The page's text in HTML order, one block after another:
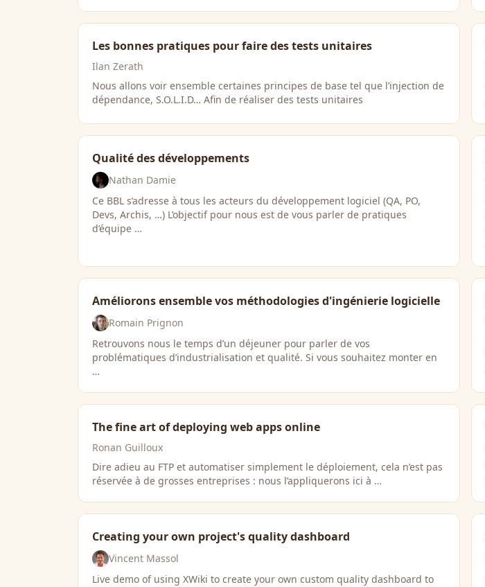
Les bonnes pratiques pour faire des tests unitaires
Ilan Zerath
Nous allons voir ensemble certaines principes de base tel que l’injection de
dépendance, S.O.L.I.D… Afin de réaliser des tests unitaires
Qualité des développements
Nathan Damie
Ce BBL s’adresse à tous les acteurs du développement logiciel (QA, PO,
Devs, Archis, …​) L’objectif pour nous est de vous parler de pratiques
d’équipe …
Améliorons ensemble vos méthodologies d'ingénierie logicielle
Romain Prignon
Retrouvons nous le temps d’un déjeuner pour parler de vos
problématiques d’industrialisation et qualité. Si vous souhaitez monter en
…
The fine art of deploying web apps online
Ronan Guilloux
Dire adieu au FTP et automatiser simplement le déploiement, cela n’est pas
réservée à de grosses entreprises : nous l’appliquerons ici à …
Creating your own project's quality dashboard
Vincent Massol
Live demo of using XWiki to create your own custom quality dashboard to